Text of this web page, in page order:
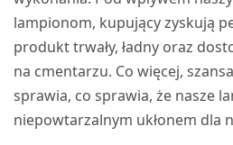
lampionom, kupujący zyskują
produkt trwały, ładny oraz
na cmentarzu. Co więcej,
sprawia, co sprawia, że nasze
niepowtarzalnym ukłonem dla